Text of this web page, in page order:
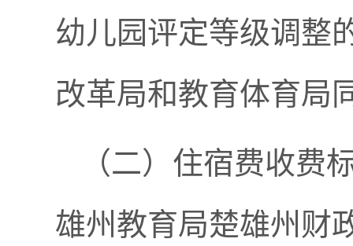
幼儿园评定等级调整
改革局和教育体育局
（二）住宿费收费
雄州教育局楚雄州财